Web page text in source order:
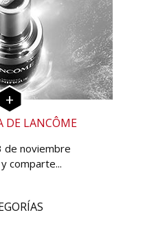
DE LANCÔME
de noviembre
comparte...